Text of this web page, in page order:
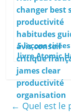
5 leçons
livre Atomic
qui m’ont aidé
changer ma vie
← Quel est le